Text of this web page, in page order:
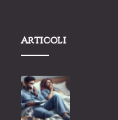
Articoli